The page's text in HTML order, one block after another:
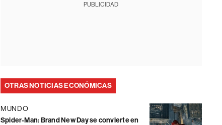
PUBLICIDAD
OTRAS NOTICIAS ECONÓMICAS
MUNDO
Spider-Man: Brand New Day se convierte en